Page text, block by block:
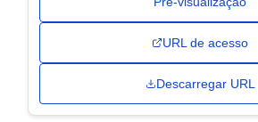
URL de acesso
Descarregar URL